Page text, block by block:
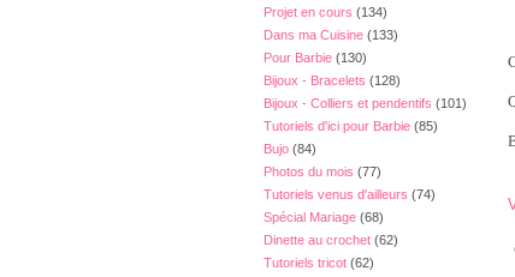
Projet en cours (134)
Dans ma Cuisine (133)
Pour Barbie (130)
Bijoux - Bracelets (128)
Bijoux - Colliers et pendentifs (101)
Tutoriels d'ici pour Barbie (85)
Bujo (84)
Photos du mois (77)
Tutoriels venus d'ailleurs (74)
Spécial Mariage (68)
Dinette au crochet (62)
Tutoriels tricot (62)